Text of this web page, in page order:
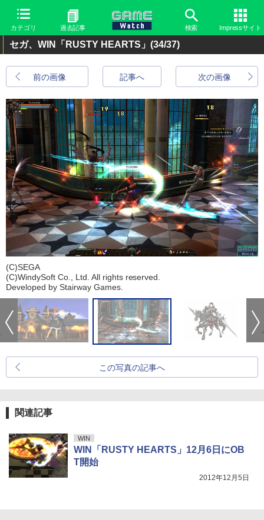
カテゴリ 過去記事 検索 Impressサイト
セガ、WIN「RUSTY HEARTS」 (34/37)
前の画像 次の画像
記事へ
(C)SEGA
(C)WindySoft Co., Ltd. All rights reserved.
Developed by Stairway Games.
この写真の記事へ
関連記事
WIN
WIN「RUSTY HEARTS」12月6日にOB
T開始
2012年12月5日